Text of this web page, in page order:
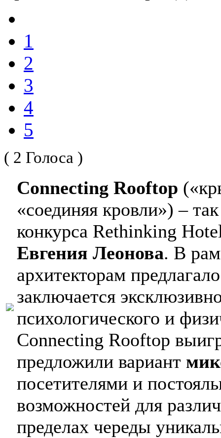
1
2
3
4
5
( 2 Голоса )
Connecting Rooftop
«соединяя кровли») –
конкурса Rethinking
Евгения Леонова. В
архитекторам
заключается
психологического и
Connecting Rooftop
предложили вариант
посетителями и
возможностей для
пределах череды